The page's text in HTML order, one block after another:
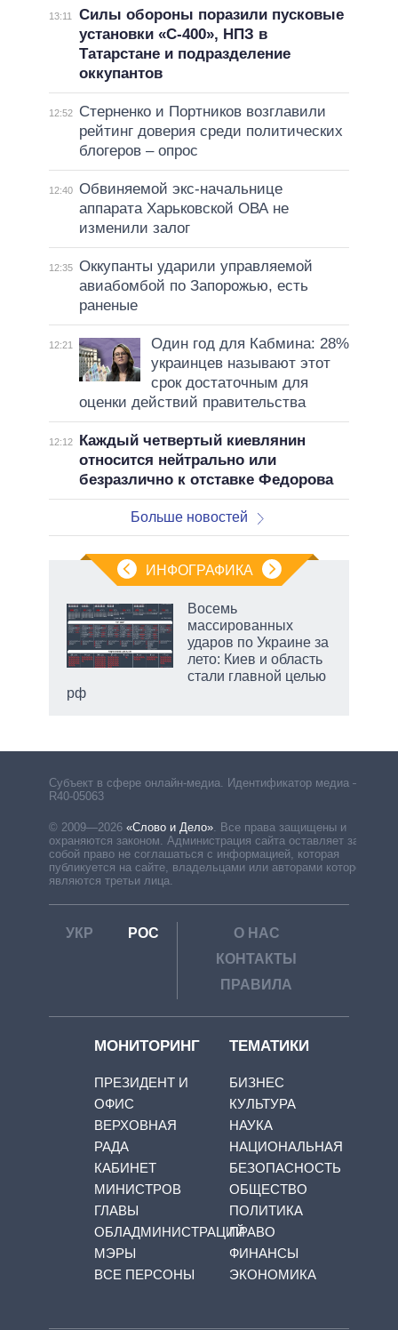
13:11
Силы обороны поразили пусковые
установки «С-400», НПЗ в
Татарстане и подразделение
оккупантов
12:52
Стерненко и Портников возглавили
рейтинг доверия среди политических
блогеров – опрос
12:40 Обвиняемой экс-начальнице
аппарата Харьковской ОВА не
изменили залог
12:35 Оккупанты ударили управляемой
авиабомбой по Запорожью, есть
раненые
12:21
Один год для Кабмина: 28%
украинцев называют этот
срок достаточным для
оценки действий правительства
12:12
Каждый четвертый киевлянин
относится нейтрально или
безразлично к отставке Федорова
Больше новостей
ИНФОГРАФИКА
Восемь
массированных
ударов по Украине за
лето: Киев и область
стали главной целью
рф
Субъект в сфере онлайн-медиа. Идентификатор медиа –
R40-05063
© 2009—2026 «Слово и Дело» Все права защищены и
охраняются законом. Администрация сайта оставляет за
собой право не соглашаться с информацией, которая
публикуется на сайте, владельцами или авторами которой
являются третьи лица.
УКР РОС
О НАС
КОНТАКТЫ
ПРАВИЛА
МОНИТОРИНГ
ПРЕЗИДЕНТ И
ОФИС
ВЕРХОВНАЯ
РАДА
КАБИНЕТ
МИНИСТРОВ
ГЛАВЫ
ОБЛАДМИНИСТРАЦИЙ
МЭРЫ
ВСЕ ПЕРСОНЫ
ТЕМАТИКИ
БИЗНЕС
КУЛЬТУРА
НАУКА
НАЦИОНАЛЬНАЯ
БЕЗОПАСНОСТЬ
ОБЩЕСТВО
ПОЛИТИКА
ПРАВО
ФИНАНСЫ
ЭКОНОМИКА